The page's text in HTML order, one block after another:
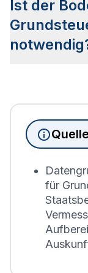
anderer Städte
genannte
Aufschluss
Bebauung
Ist der
Immobilien,
die
für